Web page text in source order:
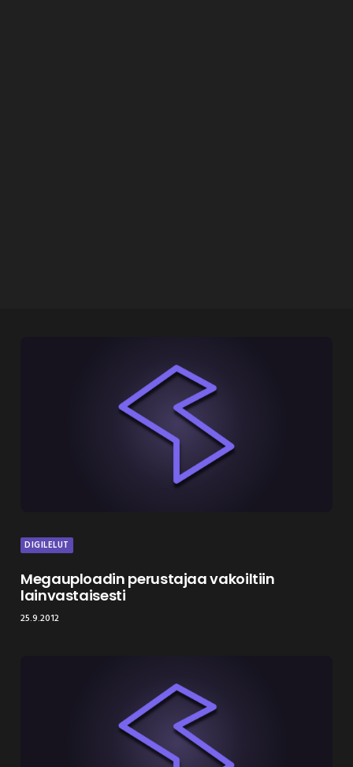
DIGILELUT
Megauploadin perustajaa vakoiltiin
lainvastaisesti
25.9.2012